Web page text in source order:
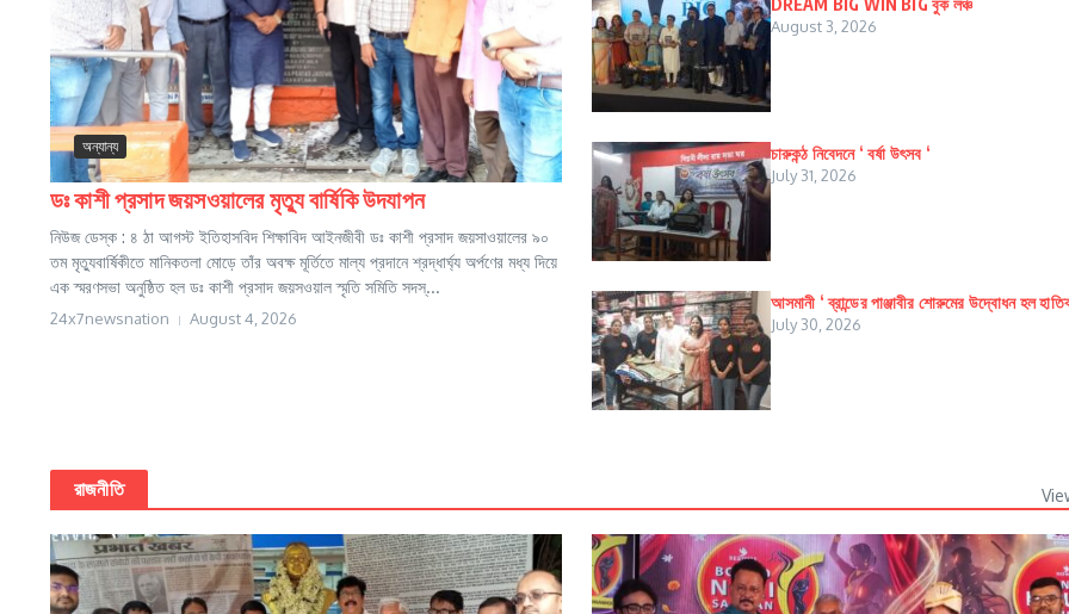
অন্যান্য
ডঃ কাশী প্রসাদ জয়সওয়ালের মৃত্যু বার্ষিকি উদযাপন
নিউজ ডেস্ক : ৪ ঠা আগস্ট ইতিহাসবিদ শিক্ষাবিদ আইনজীবী ডঃ কাশী প্রসাদ জয়সাওয়ালের ৯০
তম মৃত্যুবার্ষিকীতে মানিকতলা মোড়ে তাঁর অবক্ষ মূর্তিতে মাল্য প্রদানে শ্রদ্ধার্ঘ্য অর্পণের মধ্য দিয়ে
এক স্মরণসভা অনুষ্ঠিত হল ডঃ কাশী প্রসাদ জয়সওয়াল স্মৃতি সমিতি সদস্...
24x7newsnation August 4, 2026
DREAM BIG WIN BIG বুক লঞ্চ
August 3, 2026
চারুকন্ঠ নিবেদনে ‘ বর্ষা উৎসব ‘
July 31, 2026
আসমানী ‘ ব্রান্ডের পাঞ্জাবীর শোরুমের উদ্বোধন হল
July 30, 2026
রাজনীতি